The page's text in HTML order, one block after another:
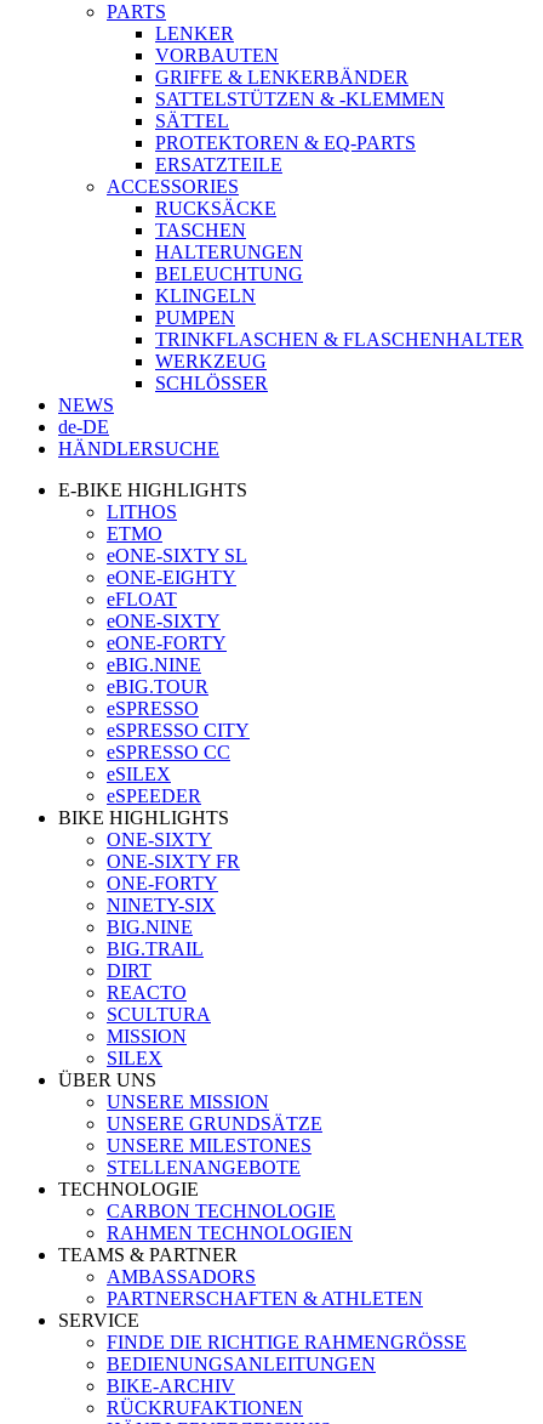
PARTS
LENKER
VORBAUTEN
GRIFFE & LENKERBÄNDER
SATTELSTÜTZEN & -KLEMMEN
SÄTTEL
PROTEKTOREN & EQ-PARTS
ERSATZTEILE
ACCESSORIES
RUCKSÄCKE
TASCHEN
HALTERUNGEN
BELEUCHTUNG
KLINGELN
PUMPEN
TRINKFLASCHEN & FLASCHENHALTER
WERKZEUG
SCHLÖSSER
NEWS
de-DE
HÄNDLERSUCHE
E-BIKE HIGHLIGHTS
LITHOS
ETMO
eONE-SIXTY SL
eONE-EIGHTY
eFLOAT
eONE-SIXTY
eONE-FORTY
eBIG.NINE
eBIG.TOUR
eSPRESSO
eSPRESSO CITY
eSPRESSO CC
eSILEX
eSPEEDER
BIKE HIGHLIGHTS
ONE-SIXTY
ONE-SIXTY FR
ONE-FORTY
NINETY-SIX
BIG.NINE
BIG.TRAIL
DIRT
REACTO
SCULTURA
MISSION
SILEX
ÜBER UNS
UNSERE MISSION
UNSERE GRUNDSÄTZE
UNSERE MILESTONES
STELLENANGEBOTE
TECHNOLOGIE
CARBON TECHNOLOGIE
RAHMEN TECHNOLOGIEN
TEAMS & PARTNER
AMBASSADORS
PARTNERSCHAFTEN & ATHLETEN
SERVICE
FINDE DIE RICHTIGE RAHMENGRÖSSE
BEDIENUNGSANLEITUNGEN
BIKE-ARCHIV
RÜCKRUFAKTIONEN